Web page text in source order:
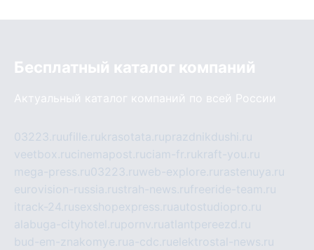
Бесплатный каталог компаний
Актуальный каталог компаний по всей России
03223.ruufille.rukrasotata.ruprazdnikdushi.ru
veetbox.rucinemapost.ruciam-fr.rukraft-you.ru
mega-press.ru03223.ruweb-explore.ru rastenuya.ru
eurovision-russia.rustrah-news.rufreeride-team.ru
itrack-24.rusexshopexpress.ruautostudiopro.ru
alabuga-cityhotel.rupornv.ruatlantpereezd.ru
bud-em-znakomye.rua-cdc.ruelektrostal-news.ru